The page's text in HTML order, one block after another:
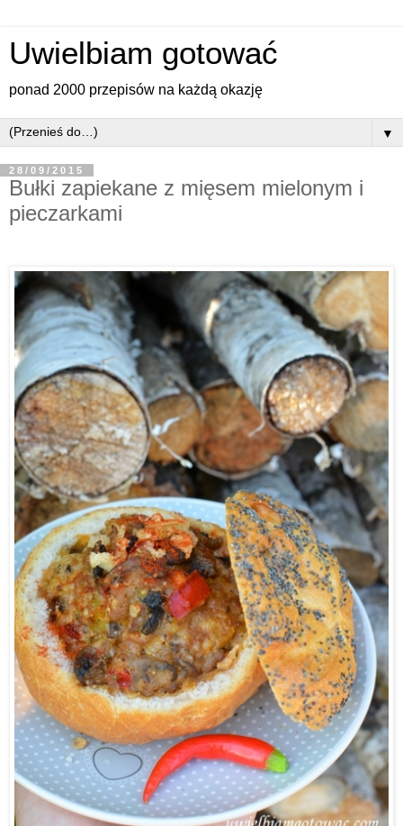
Uwielbiam gotować
ponad 2000 przepisów na każdą okazję
▼
28/09/2015
Bułki zapiekane z mięsem mielonym i
pieczarkami